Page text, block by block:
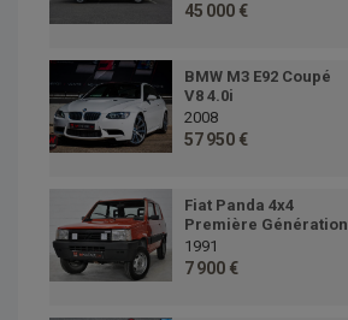
45 000 €
BMW M3 E92 Coupé
V8 4.0i
2008
57 950 €
Fiat Panda 4x4
Première Génération
1991
7 900 €